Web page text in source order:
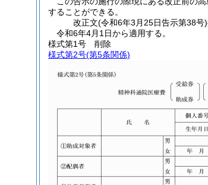
することができる。
改正文(令和6年3月25日告示第38号)
令和6年4月1日から適用する。
様式第1号 削除
様式第2号(第5条関係)